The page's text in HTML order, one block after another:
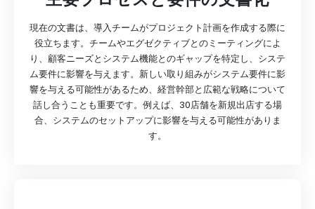
現在の文書は、導入チームがプロジェクト計画を作成する際に
役立ちます。チームやエグゼクティブとのミーティングによ
り、顧客ニーズとシステム機能とのギャップを特定し、システ
ム要件に影響を与えます。新しい取り組みがシステム要件に影
響を与える可能性があるため、経営幹部と広範な戦略について
話し合うことも重要です。例えば、30店舗を新規出店する場
合、システムのセットアップに影響を与える可能性がありま
す。